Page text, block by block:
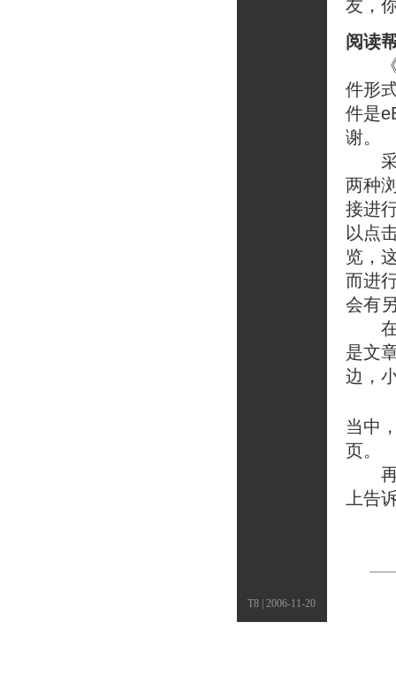
T8 | 2006-11-20
友，
阅读
《
件形
件是
谢。
采
两种
接进
以点
览，
而进
会有
在
是文
边，
当中
页。
再
上告